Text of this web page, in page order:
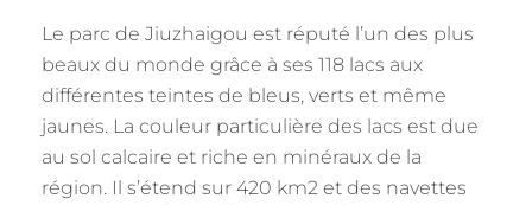
Le parc de Jiuzhaigou est réputé l’un des plus
beaux du monde grâce à ses 118 lacs aux
différentes teintes de bleus, verts et même
jaunes. La couleur particulière des lacs est due
au sol calcaire et riche en minéraux de la
région. Il s’étend sur 420 km2 et des navettes